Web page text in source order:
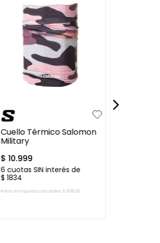
Cuello Térmico Salomon
Military
$ 10.999
6 cuotas SIN interés de
$ 1834
Precio sin impuestos nacionales: $ 9090 08